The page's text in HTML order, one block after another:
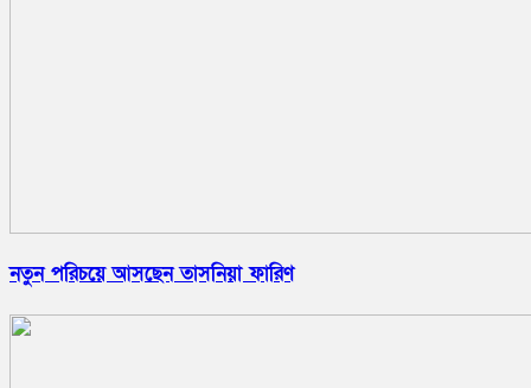
নতুন পরিচয়ে আসছেন তাসনিয়া ফারিণ